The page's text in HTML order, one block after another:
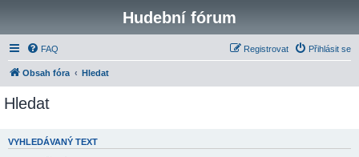
Hudební fórum
FAQ Přihlásit se
Registrovat
Obsah fóra Hledat
Hledat
VYHLEDÁVANÝ TEXT